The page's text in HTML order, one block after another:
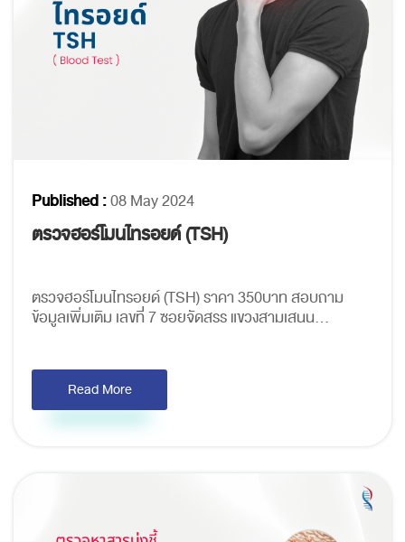
Published :08 May 2024
ตรวจฮอร์โมนไทรอยด์ (TSH)
ตรวจฮอร์โมนไทรอยด์ (TSH) ราคา 350บาท สอบถาม
ข้อมูลเพิ่มเติม เลขที่ 7 ซอยจัดสรร แขวงสามเสนน...
Read More